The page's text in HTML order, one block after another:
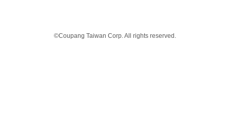
©Coupang Taiwan Corp. All rights reserved.